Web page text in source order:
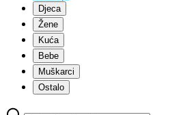
Djeca
Žene
Kuća
Bebe
Muškarci
Ostalo